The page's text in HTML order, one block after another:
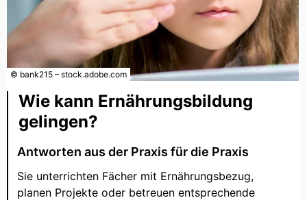
© bank215 – stock.adobe.com
Wie kann Ernährungsbildung
gelingen?
Antworten aus der Praxis für die Praxis
Sie unterrichten Fächer mit Ernährungsbezug,
planen Projekte oder betreuen entsprechende